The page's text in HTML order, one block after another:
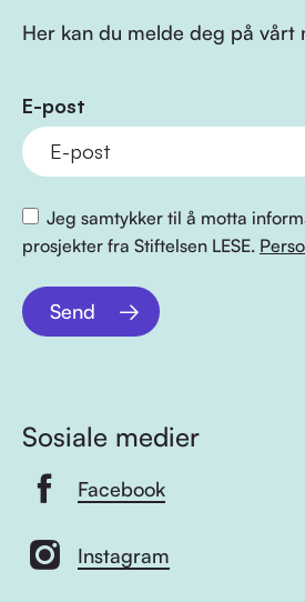
Her kan du melde deg på vårt
E-post
Jeg samtykker til å motta
prosjekter fra Stiftelsen LESE.
Send
Sosiale medier
Facebook
Instagram